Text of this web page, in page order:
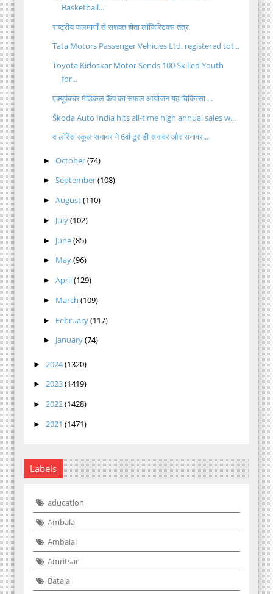
Basketball...
राष्ट्रीय जलमार्गों से सशक्त होता लॉजिस्टिक्स तंत्र
Tata Motors Passenger Vehicles Ltd. registered tot...
Toyota Kirloskar Motor Sends 100 Skilled Youth
for...
एक्यूपंक्चर मेडिकल कैंप का सफल आयोजन यह चिकित्सा ...
Škoda Auto India hits all-time high annual sales w...
द लॉरेंस स्कूल सनावर ने 6वां टूर डी सनावर और सनावर...
► October(74)
► September(108)
► August(110)
► July(102)
► June(85)
► May(96)
► April(129)
► March (109)
► February(117)
► January(74)
► 2024(1320)
► 2023(1419)
► 2022(1428)
► 2021 (1471)
Labels
aducation
Ambala
Ambalal
Amritsar
Batala